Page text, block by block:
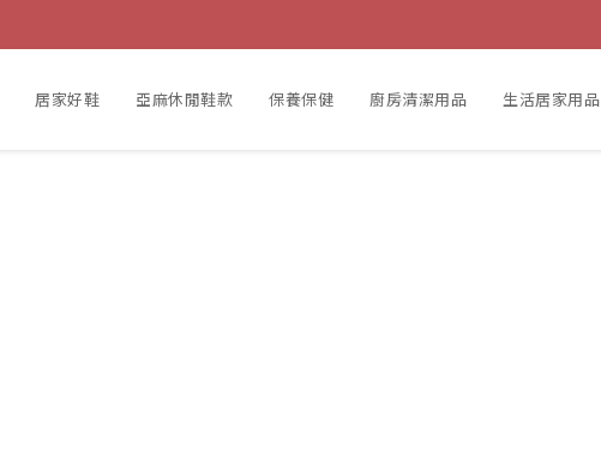
居家好鞋 亞麻休閒鞋款 保養保健 廚房清潔用品 生活居家用品